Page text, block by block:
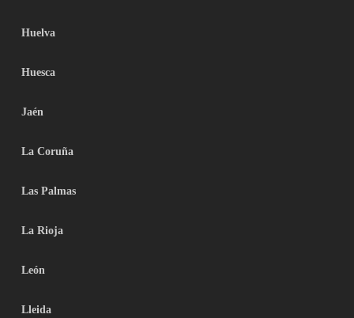
Huelva
Huesca
Jaén
La Coruña
Las Palmas
La Rioja
León
Lleida